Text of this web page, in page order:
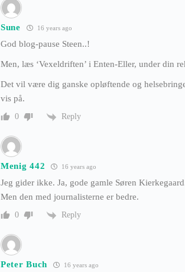
Sune 16 years ago
God blog-pause Steen..!
Men, læs ‘Vexeldriften’ i Enten-Eller, under din
Det vil være dig ganske opløftende og
vis på.
0 Reply
Menig 442 16 years ago
Jeg gider ikke. Ja, gode gamle Søren
Men den med journalisterne er bedre.
0 Reply
Peter Buch 16 years ago